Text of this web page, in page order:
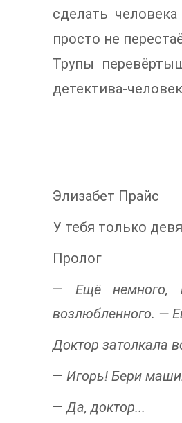
сделать
просто не
Трупы
детектива-
Элизабет Прайс
У тебя только
Пролог
— Ещё немного,
возлюбленного. —
Доктор затолкала
— Игорь! Бери
—Да, доктор...